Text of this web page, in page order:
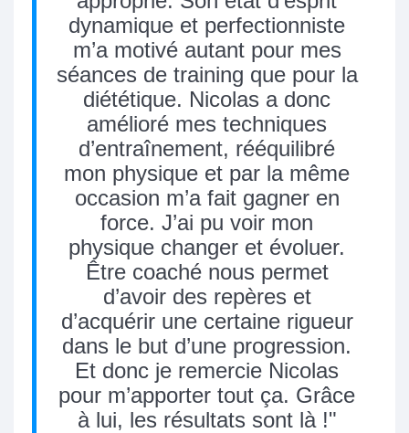
dynamique et perfectionniste
m’a motivé autant pour mes
séances de training que pour la
diététique. Nicolas a donc
amélioré mes techniques
d’entraînement, rééquilibré
mon physique et par la même
occasion m’a fait gagner en
force. J’ai pu voir mon
physique changer et évoluer.
Être coaché nous permet
d’avoir des repères et
d’acquérir une certaine rigueur
dans le but d’une progression.
Et donc je remercie Nicolas
pour m’apporter tout ça. Grâce
à lui, les résultats sont là !